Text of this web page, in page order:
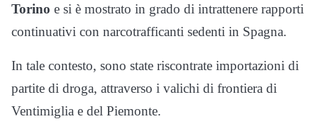
Torino e si è mostrato in grado di intrattenere rapporti
continuativi con narcotrafficanti sedenti in Spagna.
In tale contesto, sono state riscontrate importazioni di
partite di droga, attraverso i valichi di frontiera di
Ventimiglia e del Piemonte.